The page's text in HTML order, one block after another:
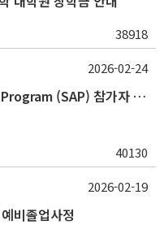
38918
(~3/6) 2026하계 Study Abroad Program (SAP) 참가자 모집 안내
40130
2026-02-24
비졸업사정
2026-02-19